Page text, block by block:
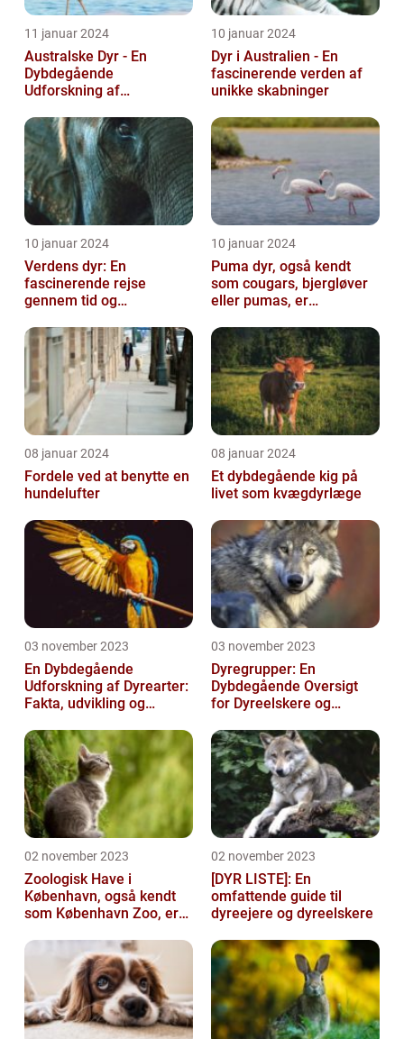
11 januar 2024
Australske Dyr - En
Dybdegående
Udforskning af
10 januar 2024
Dyr i Australien - En
fascinerende verden af
unikke skabninger
10 januar 2024
Verdens dyr: En
fascinerende rejse
gennem tid og
10 januar 2024
Puma dyr, også kendt
som cougars, bjergløver
eller pumas, er
imponerende væsener,
de...
08 januar 2024
Fordele ved at benytte en
hundelufter
08 januar 2024
Et dybdegående kig på
livet som kvægdyrlæge
03 november 2023
En Dybdegående
Udforskning af Dyrearter:
Fakta, udvikling og
03 november 2023
Dyregrupper: En
Dybdegående Oversigt
for Dyreelskere og
02 november 2023
Zoologisk Have i
København, også kendt
som København Zoo, er
og mest populære ...
02 november 2023
[DYR LISTE]: En
omfattende guide til
dyreejere og dyreelskere